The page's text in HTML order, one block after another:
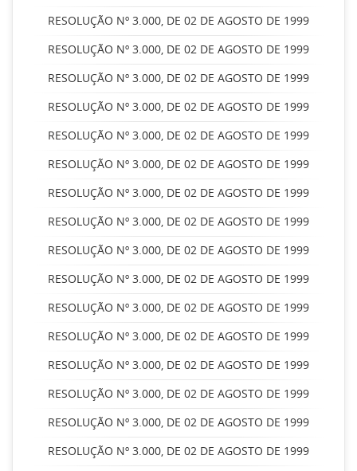
RESOLUÇÃO Nº 3.000, DE 02 DE AGOSTO DE 1999
RESOLUÇÃO Nº 3.000, DE 02 DE AGOSTO DE 1999
RESOLUÇÃO Nº 3.000, DE 02 DE AGOSTO DE 1999
RESOLUÇÃO Nº 3.000, DE 02 DE AGOSTO DE 1999
RESOLUÇÃO Nº 3.000, DE 02 DE AGOSTO DE 1999
RESOLUÇÃO Nº 3.000, DE 02 DE AGOSTO DE 1999
RESOLUÇÃO Nº 3.000, DE 02 DE AGOSTO DE 1999
RESOLUÇÃO Nº 3.000, DE 02 DE AGOSTO DE 1999
RESOLUÇÃO Nº 3.000, DE 02 DE AGOSTO DE 1999
RESOLUÇÃO Nº 3.000, DE 02 DE AGOSTO DE 1999
RESOLUÇÃO Nº 3.000, DE 02 DE AGOSTO DE 1999
RESOLUÇÃO Nº 3.000, DE 02 DE AGOSTO DE 1999
RESOLUÇÃO Nº 3.000, DE 02 DE AGOSTO DE 1999
RESOLUÇÃO Nº 3.000, DE 02 DE AGOSTO DE 1999
RESOLUÇÃO Nº 3.000, DE 02 DE AGOSTO DE 1999
RESOLUÇÃO Nº 3.000, DE 02 DE AGOSTO DE 1999